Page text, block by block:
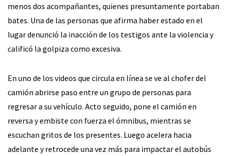
menos dos acompañantes, quienes presuntamente portaban
bates. Una de las personas que afirma haber estado en el
lugar denunció la inacción de los testigos ante la violencia y
calificó la golpiza como excesiva.
En uno de los videos que circula en línea se ve al chofer del
camión abrirse paso entre un grupo de personas para
regresar a su vehículo. Acto seguido, pone el camión en
reversa y embiste con fuerza el ómnibus, mientras se
escuchan gritos de los presentes. Luego acelera hacia
adelante y retrocede una vez más para impactar el autobús